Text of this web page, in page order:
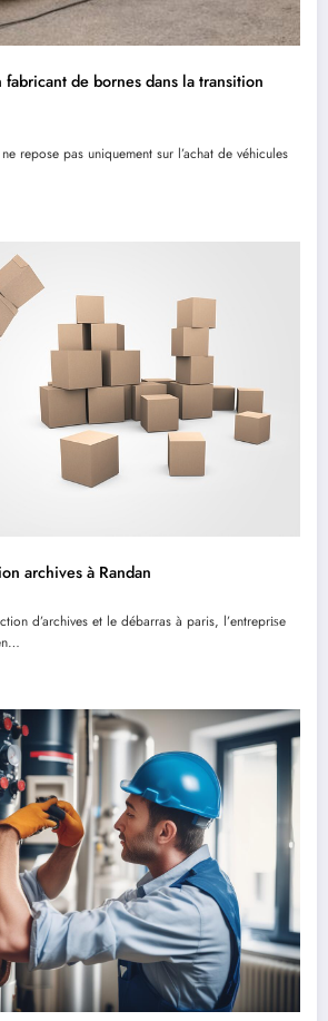
de bornes dans la transition
repose pas uniquement sur l’achat de véhicules
archives à Randan
d’archives et le débarras à paris, l’еntrерrіѕе